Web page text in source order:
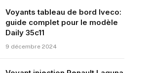
Voyants tableau de bord Iveco:
guide complet pour le modèle
Daily 35c11
9 décembre 2024